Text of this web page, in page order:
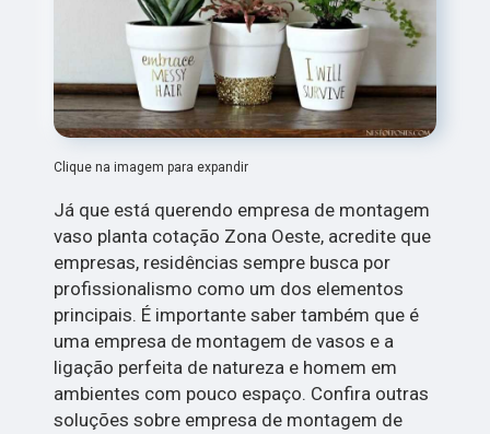
Clique na imagem para expandir
Já que está querendo empresa de montagem
vaso planta cotação Zona Oeste, acredite que
empresas, residências sempre busca por
profissionalismo como um dos elementos
principais. É importante saber também que é
uma empresa de montagem de vasos e a
ligação perfeita de natureza e homem em
ambientes com pouco espaço. Confira outras
soluções sobre empresa de montagem de